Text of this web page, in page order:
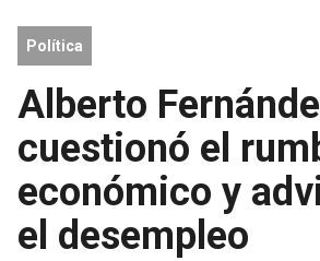
Política
Alberto
cuestionó el
económico y
el desempleo